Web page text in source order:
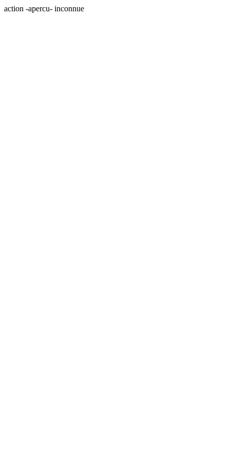
action -apercu- inconnue